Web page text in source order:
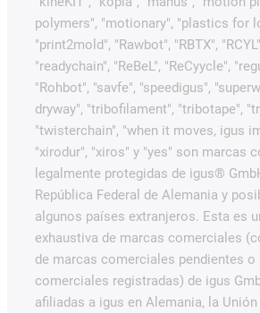
polymers", "motionary", "plastics for
"print2mold", "Rawbot", "RBTX",
"readychain", "ReBeL", "ReCyycle",
"Rohbot", "savfe", "speedigus",
dryway", "tribofilament", "tribotape",
"twisterchain", "when it moves, igus
"xirodur", "xiros" y "yes" son marcas
legalmente protegidas de igus®
República Federal de Alemania y
algunos países extranjeros. Esta es
exhaustiva de marcas comerciales
de marcas comerciales pendientes o
comerciales registradas) de igus
afiliadas a igus en Alemania, la Unión